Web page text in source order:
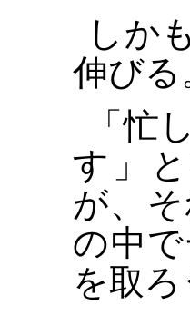
しか
伸びる
「忙
す」
が、
の中
を取